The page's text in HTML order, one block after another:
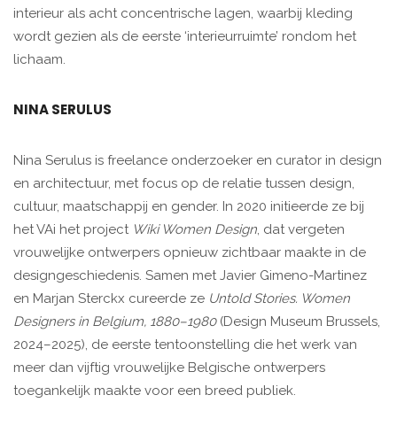
interieur als acht concentrische lagen, waarbij kleding
wordt gezien als de eerste ‘interieurruimte’ rondom het
lichaam.
NINA SERULUS
Nina Serulus is freelance onderzoeker en curator in design
en architectuur, met focus op de relatie tussen design,
cultuur, maatschappij en gender. In 2020 initieerde ze bij
het VAi het project Wiki Women Design, dat vergeten
vrouwelijke ontwerpers opnieuw zichtbaar maakte in de
designgeschiedenis. Samen met Javier Gimeno-Martinez
en Marjan Sterckx cureerde ze Untold Stories. Women
Designers in Belgium, 1880–1980(Design Museum Brussels,
2024–2025), de eerste tentoonstelling die het werk van
meer dan vijftig vrouwelijke Belgische ontwerpers
toegankelijk maakte voor een breed publiek.